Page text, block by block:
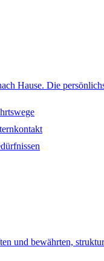
Hause. Die
und bewährten,